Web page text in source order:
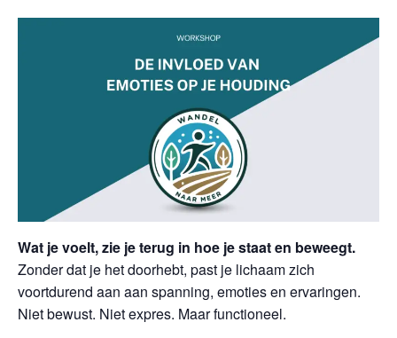
Wat je voelt, zie je terug in hoe je staat en beweegt.
Zonder dat je het doorhebt, past je lichaam zich
voortdurend aan aan spanning, emoties en ervaringen.
Niet bewust. Niet expres. Maar functioneel.